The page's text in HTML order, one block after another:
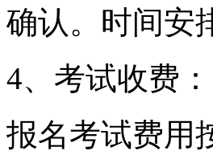
确认。时间安
4、考试收费：
报名考试费用